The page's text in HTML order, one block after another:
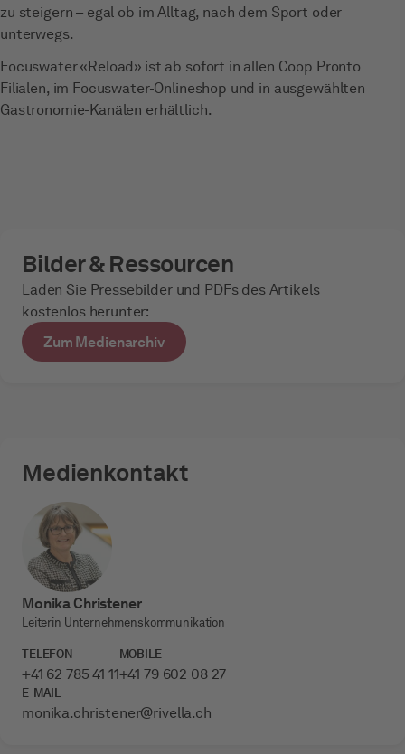
zu steigern – egal ob im Alltag, nach dem Sport oder
unterwegs.
Focuswater «Reload» ist ab sofort in allen Coop Pronto
Filialen, im Focuswater-Onlineshop und in ausgewählten
Gastronomie-Kanälen erhältlich.
Bilder & Ressourcen
Laden Sie Pressebilder und PDFs des Artikels
kostenlos herunter:
Zum Medienarchiv
Medienkontakt
Monika Christener
Leiterin Unternehmenskommunikation
TELEFON
+41 62 785 41 11
MOBILE
+41 79 602 08 27
E-MAIL
monika.christener­@rivella.ch